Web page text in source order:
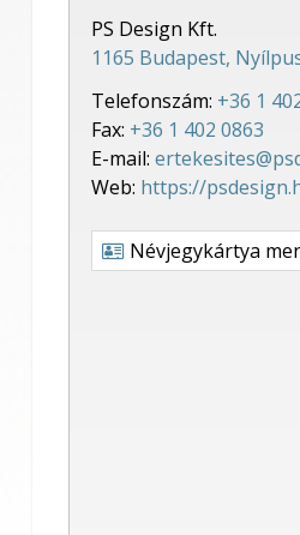
PS Design Kft.
1165 Budapest,
Telefonszám: +36 1
Fax: +36 1 402 0863
E-mail:
Web: https://
Névjegykártya